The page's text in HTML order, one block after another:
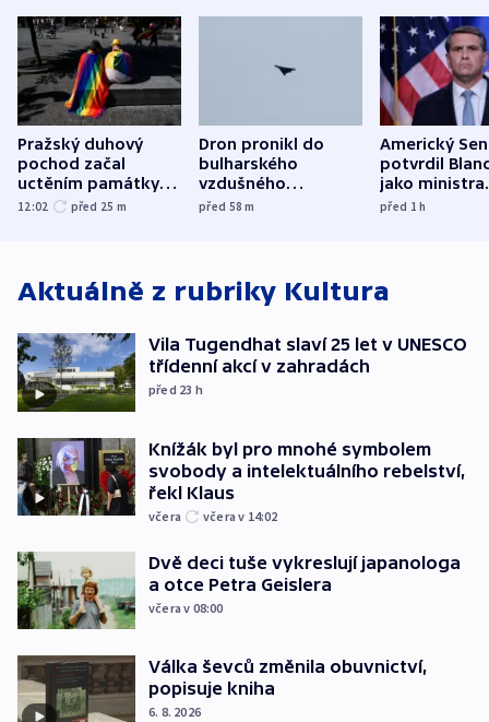
Pražský duhový
pochod začal
uctěním památky
obětí berlínského
12:02 před 25 m
Dron pronikl do
bulharského
vzdušného
prostoru,
před 58m
Americký
potvrdil
jako ministra
před 1h
Aktuálně z rubriky Kultura
Vila Tugendhat slaví 25 let v UNESCO
třídenní akcí v zahradách
před 23 h
Knížák byl pro mnohé symbolem
svobody a intelektuálního rebelství,
řekl Klaus
včera včera v 14:02
Dvě deci tuše vykreslují japanologa
a otce Petra Geislera
včera v 08:00
Válka ševců změnila obuvnictví,
popisuje kniha
6. 8. 2026